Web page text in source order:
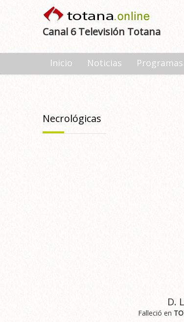
Canal 6 Televisión Totana
Inicio Noticias
Necrológicas
D.
Falleció en